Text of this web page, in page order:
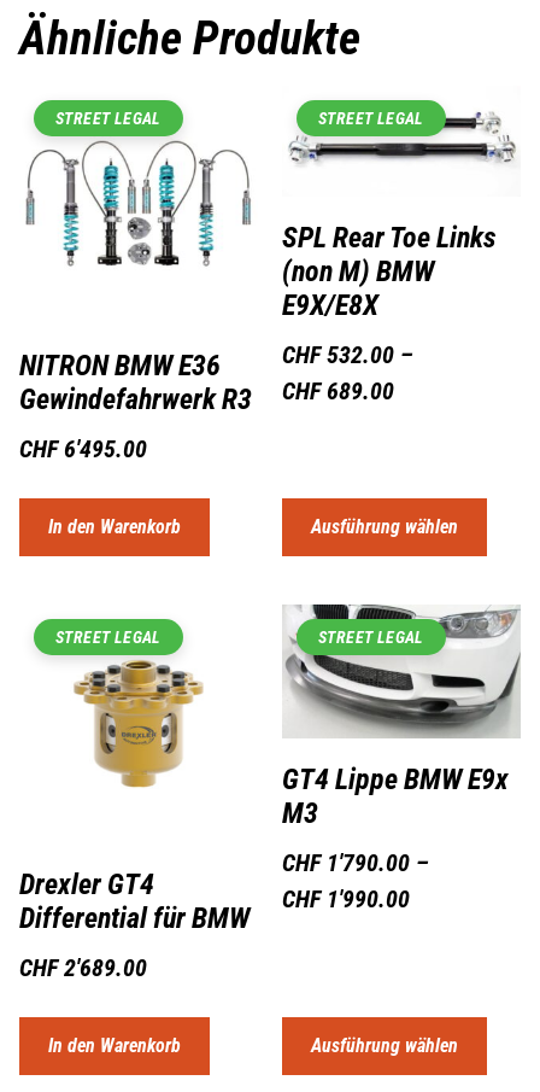
Ähnliche Produkte
STREET LEGAL
NITRON BMW E36
Gewindefahrwerk R3
CHF6'495.00
In den Warenkorb
STREET LEGAL
SPL Rear Toe Links
(non M) BMW
E9X/E8X
CHF532.00 –
CHF689.00
Ausführung wählen
STREET LEGAL
Drexler GT4
Differential für BMW
CHF2'689.00
In den Warenkorb
STREET LEGAL
GT4 Lippe BMW E9x
M3
CHF1'790.00 –
CHF1'990.00
Ausführung wählen